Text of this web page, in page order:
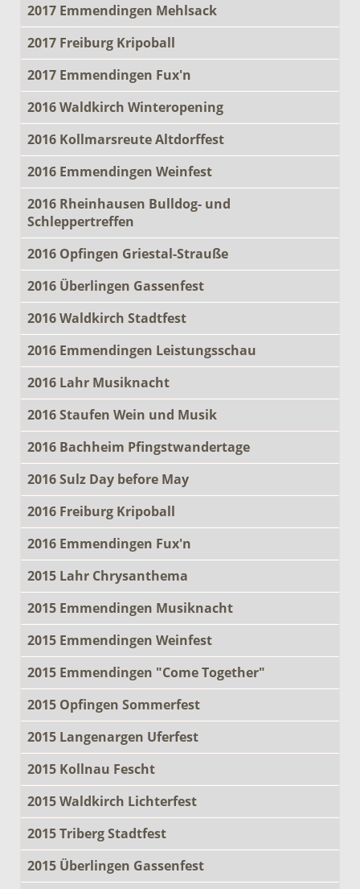
2017 Emmendingen Mehlsack
2017 Freiburg Kripoball
2017 Emmendingen Fux'n
2016 Waldkirch Winteropening
2016 Kollmarsreute Altdorffest
2016 Emmendingen Weinfest
2016 Rheinhausen Bulldog- und
Schleppertreffen
2016 Opfingen Griestal-Strauße
2016 Überlingen Gassenfest
2016 Waldkirch Stadtfest
2016 Emmendingen Leistungsschau
2016 Lahr Musiknacht
2016 Staufen Wein und Musik
2016 Bachheim Pfingstwandertage
2016 Sulz Day before May
2016 Freiburg Kripoball
2016 Emmendingen Fux'n
2015 Lahr Chrysanthema
2015 Emmendingen Musiknacht
2015 Emmendingen Weinfest
2015 Emmendingen "Come Together"
2015 Opfingen Sommerfest
2015 Langenargen Uferfest
2015 Kollnau Fescht
2015 Waldkirch Lichterfest
2015 Triberg Stadtfest
2015 Überlingen Gassenfest